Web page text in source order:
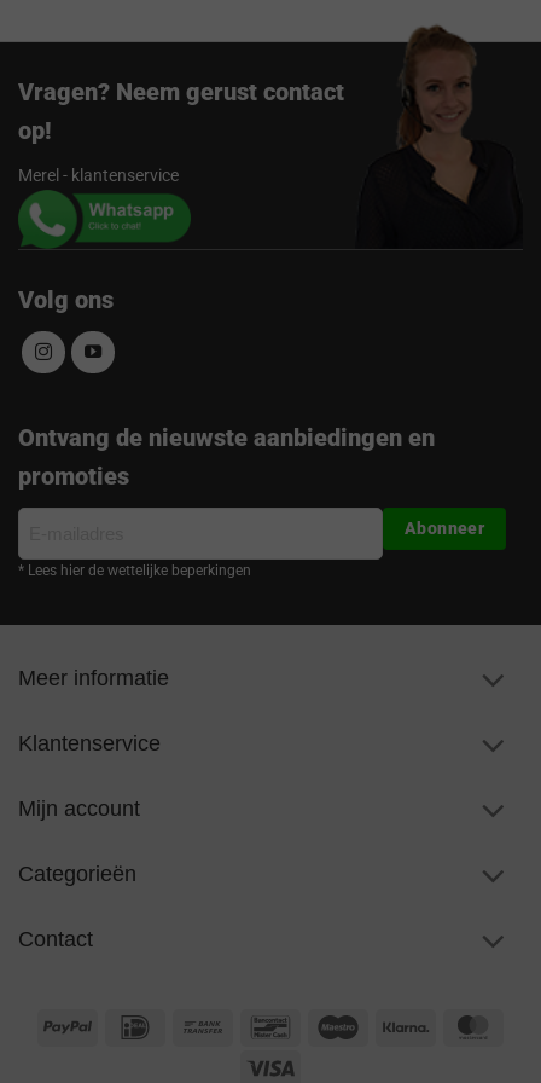
Vragen? Neem gerust contact
op!
Merel - klantenservice
Volg ons
Ontvang de nieuwste aanbiedingen en
promoties
mailadres
* Lees hier de wettelijke beperkingen
Abonneer
Meer informatie
Klantenservice
Mijn account
Categorieën
Contact
PayPal IDeal
Bank
BancontactMaestro Klarna